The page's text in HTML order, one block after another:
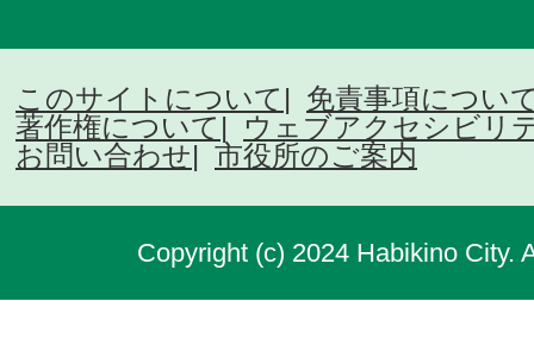
このサイトについて
免責事項につい
著作権について
ウェブアクセシビリ
お問い合わせ
市役所のご案内
Copyright (c) 2024 Habikino City.